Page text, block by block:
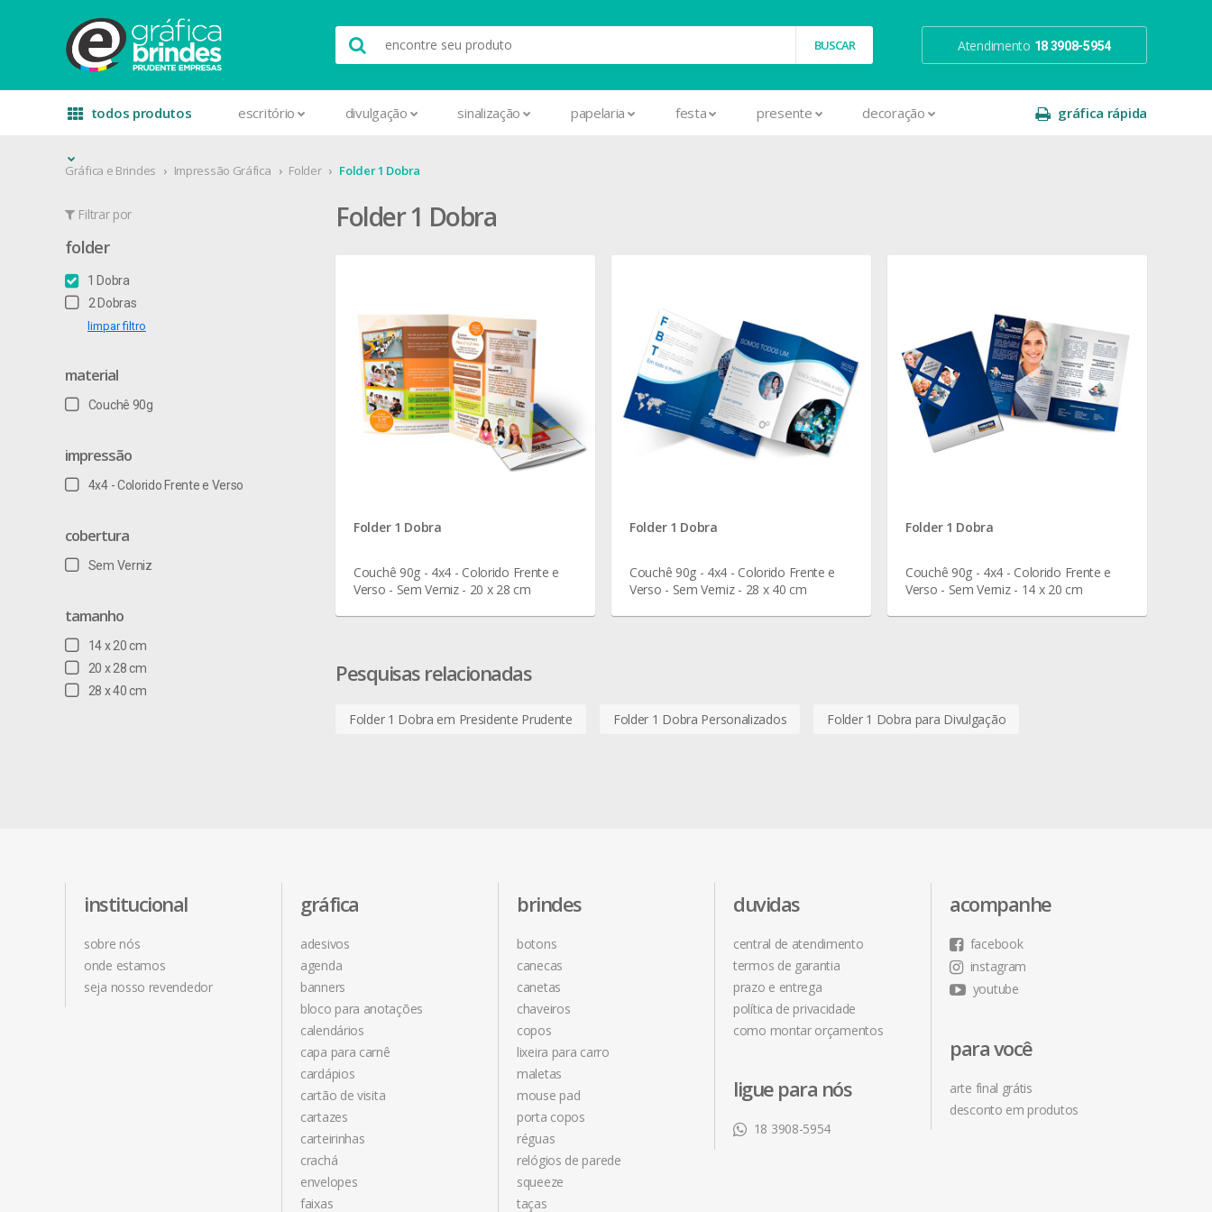
Atendimento 18 3908-5954
todos produtos escritório divulgação sinalização papelaria festa presente decoração gráfica rápida
Gráfica e Brindes Impressão Gráfica Folder Folder 1 Dobra
Filtrar por
folder
1 Dobra
2 Dobras
limpar filtro
material
Couchê 90g
impressão
4x4 - Colorido Frente e Verso
cobertura
Sem Verniz
tamanho
14 x 20 cm
20 x 28 cm
28 x 40 cm
Folder 1 Dobra
Folder 1 Dobra
Couchê 90g - 4x4 - Colorido Frente e
Verso - Sem Verniz - 20 x 28 cm
Folder 1 Dobra
Couchê 90g - 4x4 - Colorido Frente e
Verso - Sem Verniz - 28 x 40 cm
Folder 1 Dobra
Couchê 90g - 4x4 - Colorido Frente e
Verso - Sem Verniz - 14 x 20 cm
Pesquisas relacionadas
Folder 1 Dobra em Presidente Prudente Folder 1 Dobra Personalizados Folder 1 Dobra para Divulgação
institucional
sobre nós
onde estamos
seja nosso revendedor
gráfica
adesivos
agenda
banners
bloco para anotações
calendários
capa para carnê
cardápios
cartão de visita
cartazes
carteirinhas
crachá
envelopes
faixas
brindes
botons
canecas
canetas
chaveiros
copos
lixeira para carro
maletas
mouse pad
porta copos
réguas
relógios de parede
squeeze
taças
duvidas
central de atendimento
termos de garantia
prazo e entrega
política de privacidade
como montar orçamentos
ligue para nós
18 3908-5954
acompanhe
facebook
instagram
youtube
para você
arte final grátis
desconto em produtos